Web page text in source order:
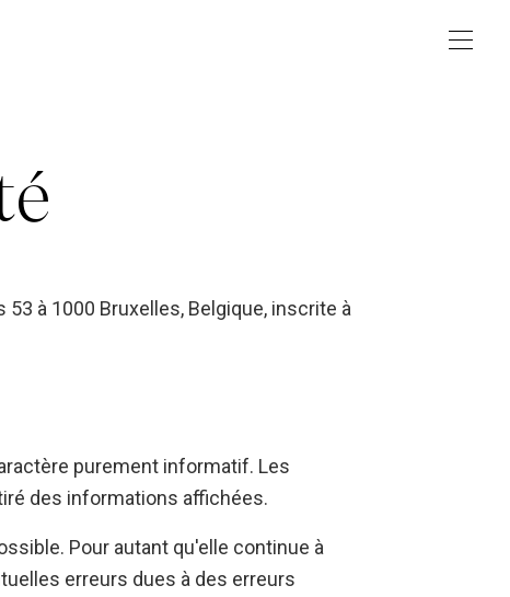
à 1000 Bruxelles, Belgique, inscrite à
purement informatif. Les
des informations affichées.
Pour autant qu'elle continue à
erreurs dues à des erreurs